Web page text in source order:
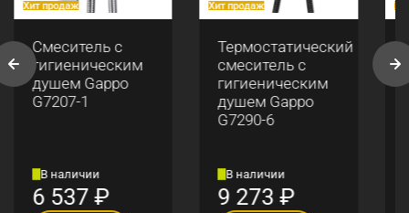
Хит продаж
Смеситель с
гигиеническим
душем Gappo
G7207-1
В наличии
6 537₽
Хит продаж
Термостатический
смеситель с
гигиеническим
душем Gappo
G7290-6
В наличии
9 273₽